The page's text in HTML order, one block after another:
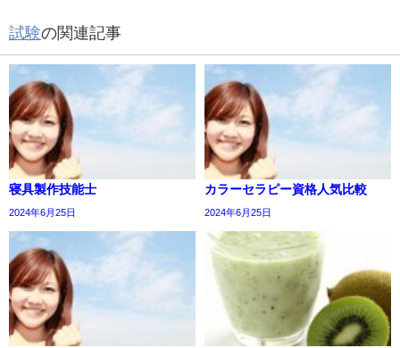
試験の関連記事
寝具製作技能士
2024年6月25日
カラーセラピー資格人気比較
2024年6月25日